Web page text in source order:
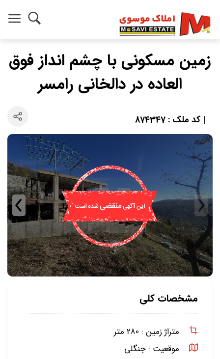
زمین مسکونی با چشم انداز فوق
العاده در دالخانی رامسر
| کد ملک : 874347
مشخصات کلی
متراژ زمین : 280 متر
موقعیت : جنگلی